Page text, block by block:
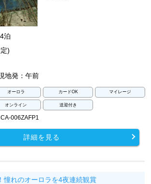
泊
)
地発：午前
オーロラ カードOK マイレージ
オンライン 送迎付き
006ZAFP1
詳細を見る
憧れのオーロラを4夜連続観賞